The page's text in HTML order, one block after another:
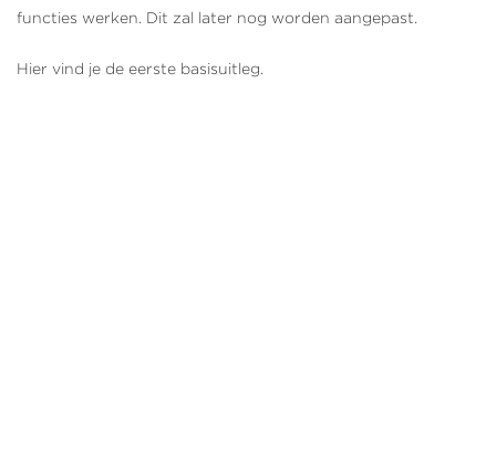
functies werken. Dit zal later nog worden aangepast.
Hier vind je de eerste basisuitleg.